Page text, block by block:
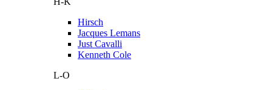
Hirsch
Jacques Lemans
Just Cavalli
Kenneth Cole
L-O